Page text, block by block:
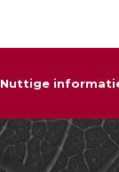
Nuttige